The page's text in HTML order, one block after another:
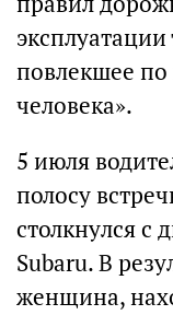
повлекшее по
человека».
5 июля
полосу
столкнулся
Subaru. В
женщина,